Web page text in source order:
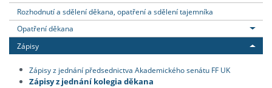
Rozhodnutí a sdělení děkana, opatření a sdělení tajemníka
Opatření děkana
Zápisy
Zápisy z jednání předsednictva Akademického senátu FF UK
Zápisy z jednání kolegia děkana